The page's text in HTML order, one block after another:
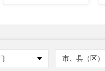
市、县（区）